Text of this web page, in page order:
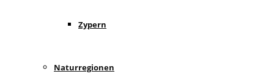
Zypern
Naturregionen